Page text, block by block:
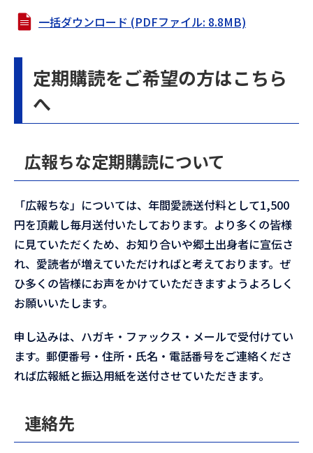
一括ダウンロード (PDFファイル: 8.8MB)
定期購読をご希望の方はこちら
へ
広報ちな定期購読について
「広報ちな」については、年間愛読送付料として1,500
円を頂戴し毎月送付いたしております。より多くの皆様
に見ていただくため、お知り合いや郷土出身者に宣伝さ
れ、愛読者が増えていただければと考えております。ぜ
ひ多くの皆様にお声をかけていただきますようよろしく
お願いいたします。
申し込みは、ハガキ・ファックス・メールで受付けてい
ます。郵便番号・住所・氏名・電話番号をご連絡くださ
れば広報紙と振込用紙を送付させていただきます。
連絡先